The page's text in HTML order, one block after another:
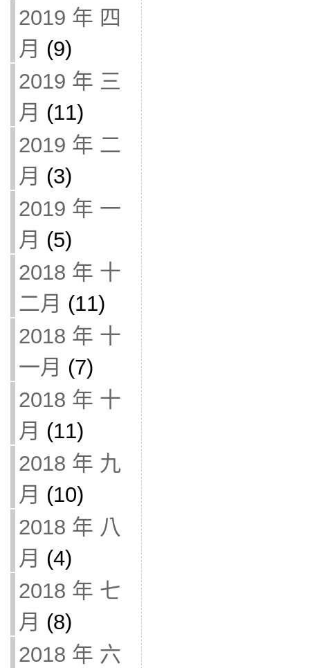
2019 年 四
月 (9)
2019 年 三
月 (11)
2019 年 二
月 (3)
2019 年 一
月 (5)
2018 年 十
二月 (11)
2018 年 十
一月 (7)
2018 年 十
月 (11)
2018 年 九
月 (10)
2018 年 八
月 (4)
2018 年 七
月 (8)
2018 年 六